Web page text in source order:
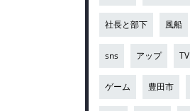
社長と部下 風船
sns アップ TV
ゲーム 豊田市